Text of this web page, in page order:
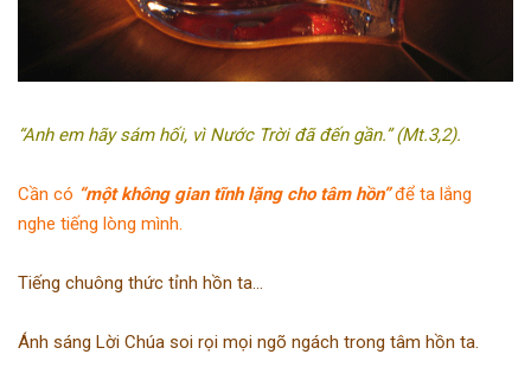
“Anh em hãy sám hối, vì Nước Trời đã đến gần.” (Mt.3,2).
Cần có “một không gian tĩnh lặng cho tâm hồn”để ta lắng
nghe tiếng lòng mình.
Tiếng chuông thức tỉnh hồn ta…
Ánh sáng Lời Chúa soi rọi mọi ngõ ngách trong tâm hồn ta.